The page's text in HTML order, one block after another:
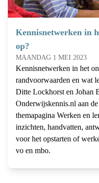
Kennisnetwerken in
op?
MAANDAG 1 MEI 2023
Kennisnetwerken in het
randvoorwaarden en wat
Ditte Lockhorst en Johan
Onderwijskennis.nl aan
themapagina Werken en
inzichten, handvatten,
voor het opstarten of
vo en mbo.